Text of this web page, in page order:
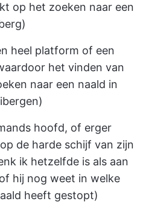
op het zoeken naar een
heel platform of een
het vinden van
naar een naald in
hoofd, of erger
de harde schijf van zijn
ik hetzelfde is als aan
hij nog weet in welke
heeft gestopt)